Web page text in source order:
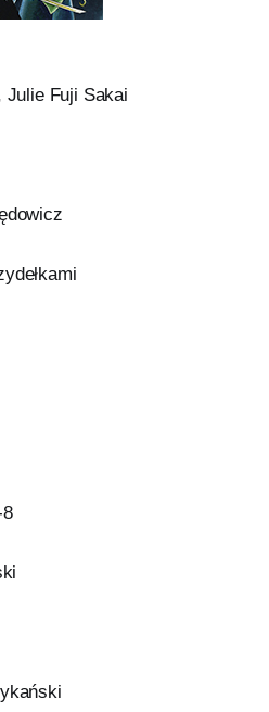
Julie Fuji Sakai